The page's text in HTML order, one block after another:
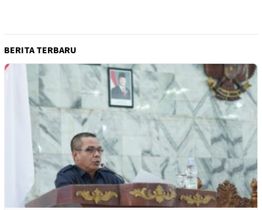
BERITA TERBARU